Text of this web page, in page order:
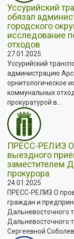
Уссурийский
обязал
городского
исследование
отходов
27.01.2025
Уссурийский
администрацию
орнитологическое
коммунальных
прокуратурой в...
ПРЕСС-РЕЛИЗ О
выездного
заместителем
прокурора
24.01.2025
ПРЕСС-РЕЛИЗ О
граждан и
Дальневосточного
Дальневосточного
Сергеевной